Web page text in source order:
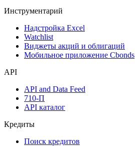
Инструментарий
Надстройка Excel
Watchlist
Виджеты акций и облигаций
Мобильное приложение Cbonds
API
API and Data Feed
710-П
API каталог
Кредиты
Поиск кредитов